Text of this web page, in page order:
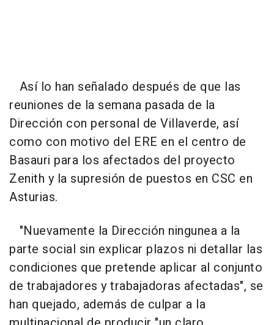
Así lo han señalado después de que las
reuniones de la semana pasada de la
Dirección con personal de Villaverde, así
como con motivo del ERE en el centro de
Basauri para los afectados del proyecto
Zenith y la supresión de puestos en CSC en
Asturias.
"Nuevamente la Dirección ningunea a la
parte social sin explicar plazos ni detallar las
condiciones que pretende aplicar al conjunto
de trabajadores y trabajadoras afectadas", se
han quejado, además de culpar a la